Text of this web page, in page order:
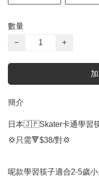
數量
−
+
簡介
日本🇯🇵Skater卡通學習
💢只需🔻$38/對💢
呢款學習筷子適合2-5歲